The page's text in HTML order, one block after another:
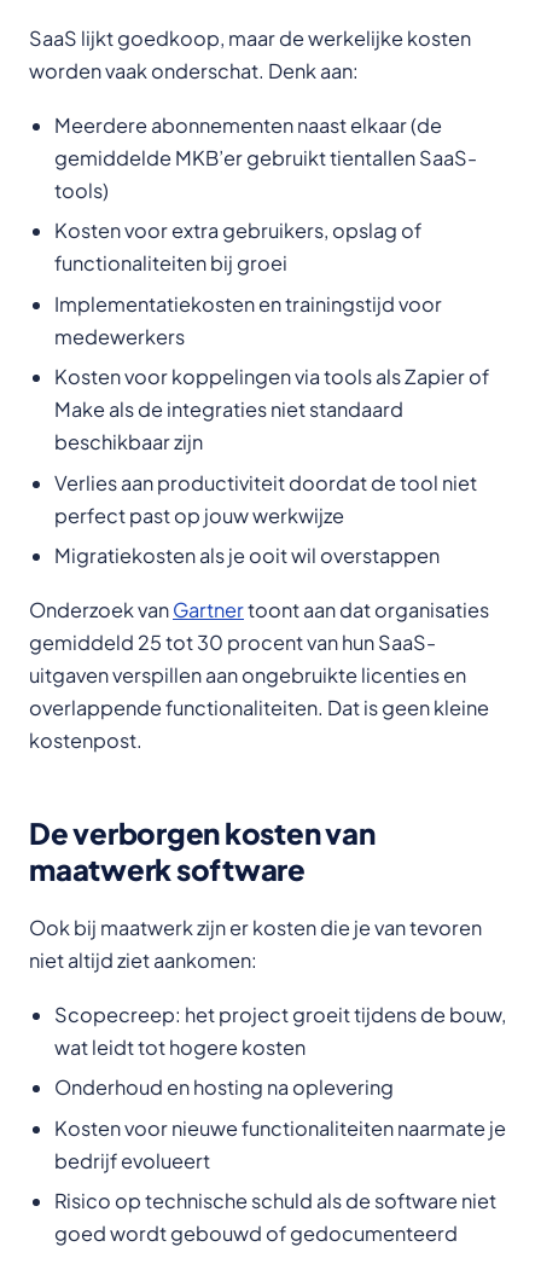
SaaS lijkt goedkoop, maar de werkelijke kosten
worden vaak onderschat. Denk aan:
Meerdere abonnementen naast elkaar (de
gemiddelde MKB’er gebruikt tientallen SaaS-
tools)
Kosten voor extra gebruikers, opslag of
functionaliteiten bij groei
Implementatiekosten en trainingstijd voor
medewerkers
Kosten voor koppelingen via tools als Zapier of
Make als de integraties niet standaard
beschikbaar zijn
Verlies aan productiviteit doordat de tool niet
perfect past op jouw werkwijze
Migratiekosten als je ooit wil overstappen
Onderzoek vanGartnertoont aan dat organisaties
gemiddeld 25 tot 30 procent van hun SaaS-
uitgaven verspillen aan ongebruikte licenties en
overlappende functionaliteiten. Dat is geen kleine
kostenpost.
De verborgen kosten van
maatwerk software
Ook bij maatwerk zijn er kosten die je van tevoren
niet altijd ziet aankomen:
Scopecreep: het project groeit tijdens de bouw,
wat leidt tot hogere kosten
Onderhoud en hosting na oplevering
Kosten voor nieuwe functionaliteiten naarmate je
bedrijf evolueert
Risico op technische schuld als de software niet
goed wordt gebouwd of gedocumenteerd